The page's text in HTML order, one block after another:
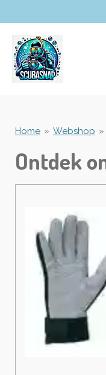
direct
naar
de
hoofdinhoud
Home » Webshop »
Ontdek